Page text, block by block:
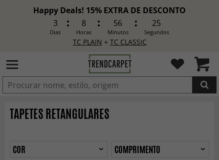
Happy Deals! 15% EXTRA DE DESCONTO
3
Dias
8
Horas
56
Minutos
23
Segundos
TC PLAIN + TC CLASSIC
ADICIONADO
TAPETES RETANGULARES
COR
COMPRIMENTO